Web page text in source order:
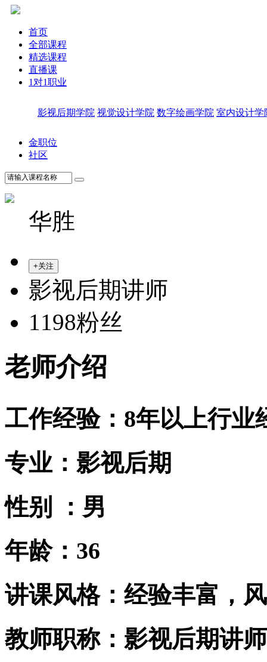
首页
全部课程
精选课程
直播课
1对1职业
影视后期学院 视觉设计学院 数字绘画学院 室内设计学
金职位
社区
华胜
+关注
影视后期讲师
1198粉丝
老师介绍
工作经验：8年以上行业
专业：影视后期
性别 ：男
年龄：36
讲课风格：经验丰富，
教师职称：影视后期讲师